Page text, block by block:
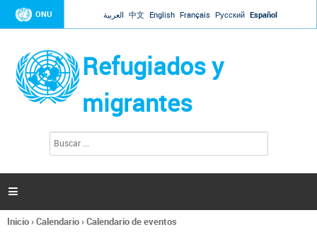
Jump to navigation
ONU العربية 中文 English Français Русский Español
Refugiados y
migrantes
l
s

Se
Inicio›Calendario›Calendario de eventos